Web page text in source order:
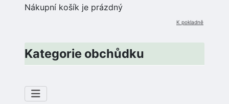
Nákupní košík je prázdný
K pokladně
Kategorie obchůdku